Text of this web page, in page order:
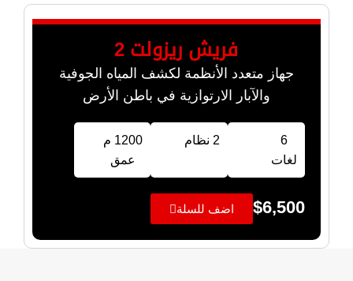
فريش ريزولت 2
جهاز متعدد الأنظمة لكشف المياه الجوفية
والآبار الارتوازية في باطن الأرض
6
لغات
2 نظام
1200 م
عمق
$6,500 اضف للسلة